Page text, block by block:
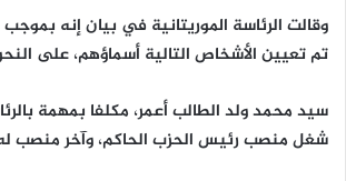
وقالت الرئاسة الموريتانية في بيان إنه
تم تعيين الأشخاص التالية أسماؤهم، على
سيد محمد ولد الطالب أعمر، مكلفا بمهمة
شغل منصب رئيس الحزب الحاكم، وآخر منصب له